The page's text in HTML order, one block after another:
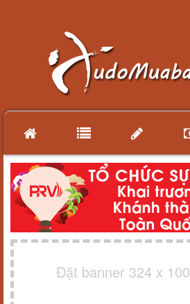
Đặt banner 324 x 100